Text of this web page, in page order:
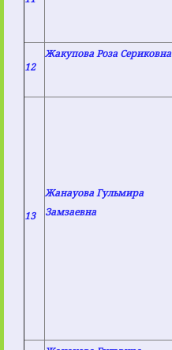
12
Жакупова Роза Сериковна
13
Жанауова Гульмира
Замзаевна